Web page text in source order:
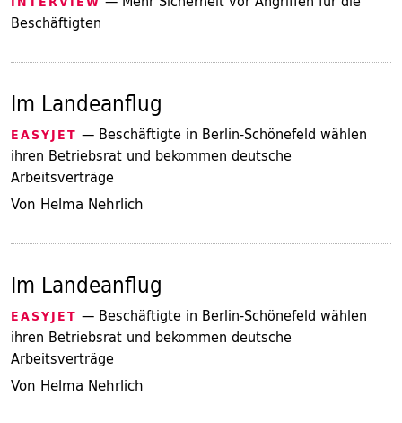
Beschäftigten
Im Landeanflug
EASYJET — Beschäftigte in Berlin-Schönefeld wählen
ihren Betriebsrat und bekommen deutsche
Arbeitsverträge
Von Helma Nehrlich
Im Landeanflug
EASYJET — Beschäftigte in Berlin-Schönefeld wählen
ihren Betriebsrat und bekommen deutsche
Arbeitsverträge
Von Helma Nehrlich